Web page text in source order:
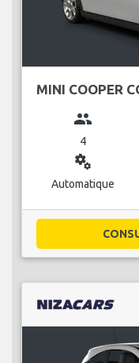
MINI COOPER
group
4
miscellaneous_services
Automatique